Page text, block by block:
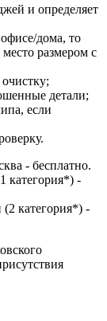
и определяет
дома, то
размером с
детали;
если
- бесплатно.
категория*) -
категория*) -